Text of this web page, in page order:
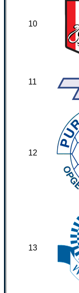
10
11
12
13